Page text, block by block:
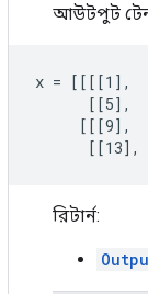
আউটপুট
x = [[[[1],
[[5],
[[[9],
[[13],
রিটার্ন: